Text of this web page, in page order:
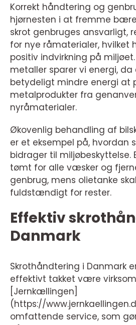
Korrekt håndtering og
hjørnesten i at fremme
skrot genbruges ansvarligt,
for nye råmaterialer, hvilket
positiv indvirkning på
metaller sparer vi energi,
betydeligt mindre energi at
metalprodukter fra
nyråmaterialer.
Økovenlig behandling af
er et eksempel på, hvordan
bidrager til miljøbeskyttelse.
tømt for alle væsker og
genbrug, mens olietanke
fuldstændigt for rester.
Effektiv
Danmark
Skrothåndtering i Danmark
effektivt takket være
[Jernkællingen]
(https://
omfattende service, som